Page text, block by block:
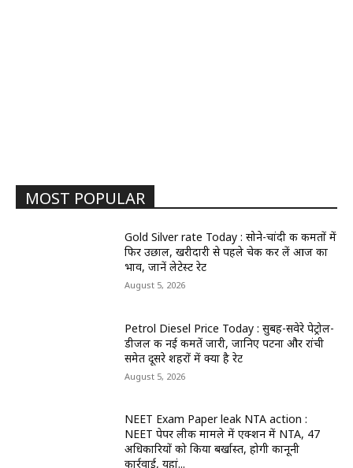
MOST POPULAR
Gold Silver rate Today : सोने-चांदी की कीमतों में
फिर उछाल, खरीदारी से पहले चेक कर लें आज का
भाव, जानें लेटेस्ट रेट
August 5, 2026
Petrol Diesel Price Today : सुबह-सवेरे पेट्रोल-
डीजल की नई कीमतें जारी, जानिए पटना और रांची
समेत दूसरे शहरों में क्या है रेट
August 5, 2026
NEET Exam Paper leak NTA action :
NEET पेपर लीक मामले में एक्शन में NTA, 47
अधिकारियों को किया बर्खास्त, होगी कानूनी
कार्रवाई, यहां...